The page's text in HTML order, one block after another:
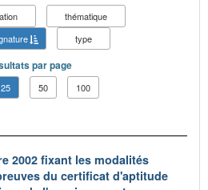
thématique
type
par page
25 50 100
2002 fixant les modalités
du certificat d'aptitude